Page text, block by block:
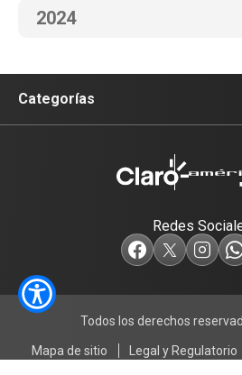
2024
Categorías
Servicios
Deporte y Cultura
Redes
Todos los derechos
Mapa de sitio Legal y Regulatorio